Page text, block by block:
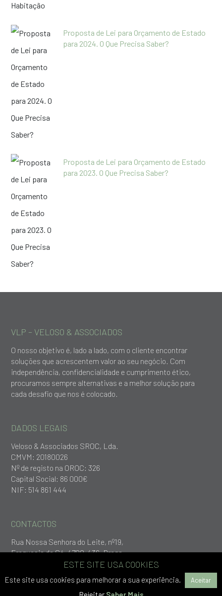
Proposta de Lei para Orçamento de Estado
para 2024. O Que Precisa Saber?
Proposta de Lei para Orçamento de Estado
para 2023. O Que Precisa Saber?
VLP – VELOSO & ASSOCIADOS
O nosso objetivo é, lado a lado, com o cliente encontrar
soluções que acrescentem valor ao seu negócio. Com
independência, confidencialidade e cumprimento ético,
procuramos sempre alternativas e a melhor solução para
cada desafio que nos é colocado.
DADOS LEGAIS
Veloso & Associados SROC, Lda.
CMVM: 20180026
Nº de registo na OROC: 326
Capital Social: 86 000€
NIF: 514 861 444
CONTACTOS
Rua Nossa Senhora do Leite, nº19,
Freguesia da Sé, 4700-436, Braga
ESTE SITE USA COOKIES
Este site usa cookies para melhorar a sua experiência. Aceitar